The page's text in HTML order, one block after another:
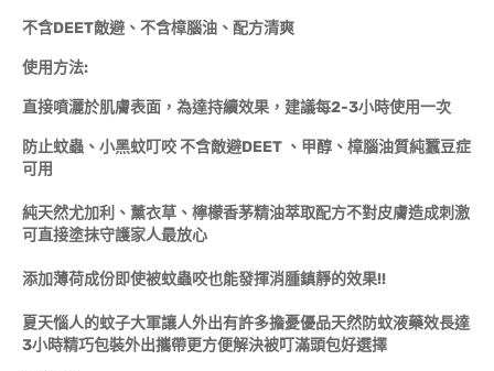
不含DEET敵避、不含樟腦油、配方清爽
使用方法:
直接噴灑於肌膚表面，為達持續效果，建議每2-3小時使用一次
防止蚊蟲、小黑蚊叮咬 不含敵避DEET 、甲醇、樟腦油質純蠶豆症
可用
純天然尤加利、薰衣草、檸檬香茅精油萃取配方不對皮膚造成刺激
可直接塗抹守護家人最放心
添加薄荷成份即使被蚊蟲咬也能發揮消腫鎮靜的效果!!
夏天惱人的蚊子大軍讓人外出有許多擔憂優品天然防蚊液藥效長達
3小時精巧包裝外出攜帶更方便解決被叮滿頭包好選擇